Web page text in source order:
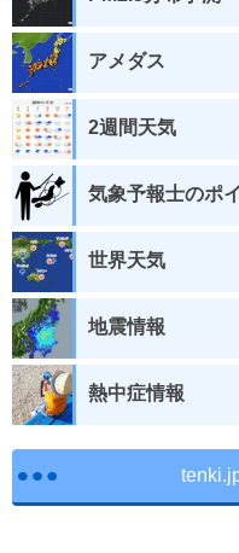
アメダス
2週間天気
気象予報士のポ
世界天気
地震情報
熱中症情報